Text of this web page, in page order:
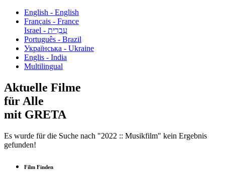
English - English
Français - France
עִבְרִית - Israel
Português - Brazil
Українська - Ukraine
Englis - India
Multilingual
Aktuelle Filme
für Alle
mit GRETA
Es wurde für die Suche nach "2022 :: Musikfilm" kein Ergebnis
gefunden!
Film Finden